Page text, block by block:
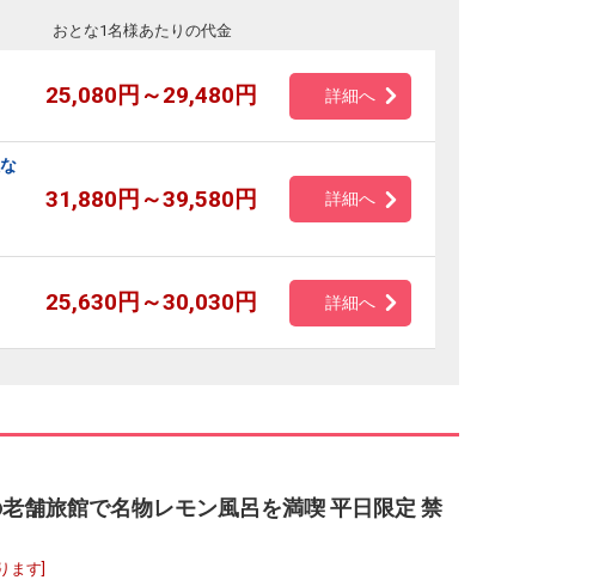
おとな1名様あたりの代金
25,080円～29,480円 詳細へ
31,880円～39,580円 詳細へ
25,630円～30,030円 詳細へ
老舗旅館で名物レモン風呂を満喫 平日限定 禁
ます]